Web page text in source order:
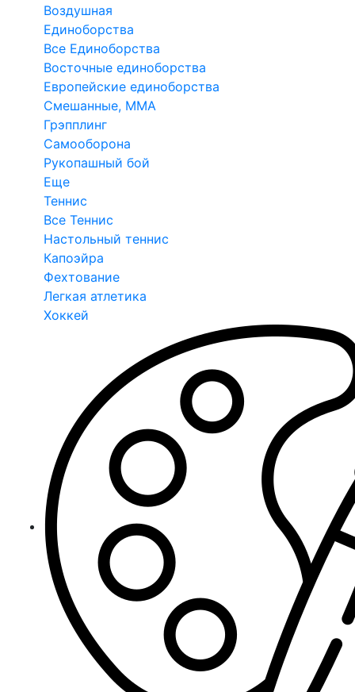
Воздушная
Единоборства
Все Единоборства
Восточные единоборства
Европейские единоборства
Смешанные, ММА
Грэпплинг
Самооборона
Рукопашный бой
Еще
Теннис
Все Теннис
Настольный теннис
Капоэйра
Фехтование
Легкая атлетика
Хоккей